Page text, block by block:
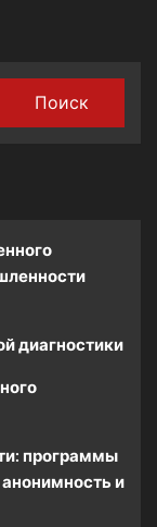
Поиск
диагностики
программы
и